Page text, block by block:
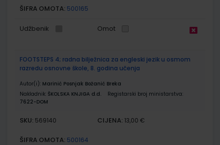
ŠIFRA OMOTA: 500165
Udžbenik Omot
FOOTSTEPS 4; radna bilježnica za engleski jezik u osmom
razredu osnovne škole, 8. godina učenja
Autor(i): Marinić Posnjak Božanić Breka
Nakladnik: ŠKOLSKA KNJIGA d.d.
Registarski broj ministarstva:
7622-DOM
SKU: 569140 CIJENA: 13,00 €
ŠIFRA OMOTA: 500164